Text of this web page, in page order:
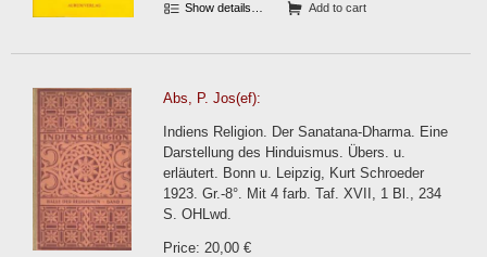
Show details… Add to cart
Abs, P. Jos(ef):
Indiens Religion. Der Sanatana-Dharma. Eine
Darstellung des Hinduismus. Übers. u.
erläutert. Bonn u. Leipzig, Kurt Schroeder
1923. Gr.-8°. Mit 4 farb. Taf. XVII, 1 Bl., 234
S. OHLwd.
Price: 20,00 €